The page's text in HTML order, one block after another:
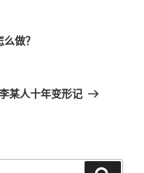
做？
某人十年变形记